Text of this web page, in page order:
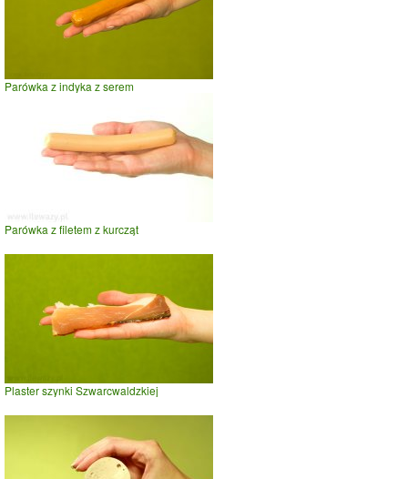
Parówka z indyka z serem
Parówka z filetem z kurcząt
Plaster szynki Szwarcwaldzkiej